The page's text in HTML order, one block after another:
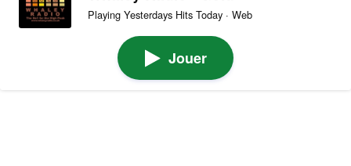
Playing Yesterdays Hits Today · Web
Jouer